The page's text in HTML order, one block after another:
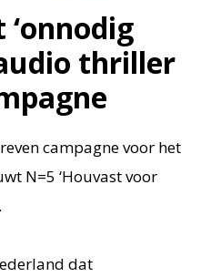
thriller
campagne voor het
N=5 ‘Houvast voor
dat